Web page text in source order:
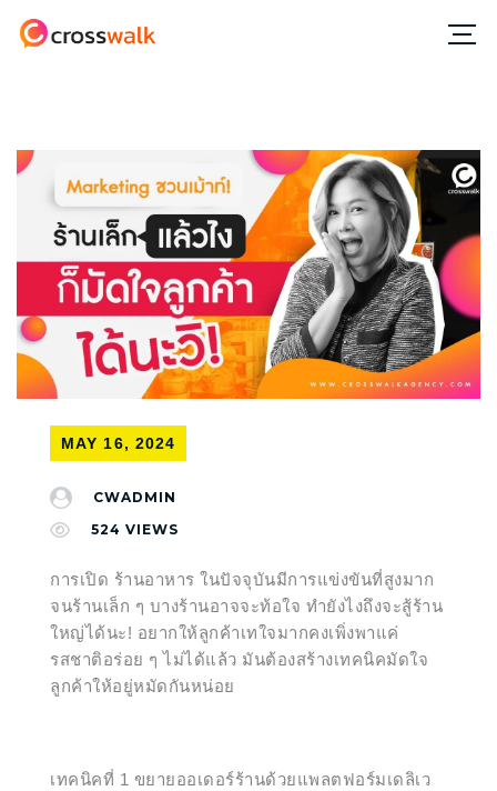
MAY 16, 2024
CWADMIN
524 VIEWS
การเปิด ร้านอาหาร ในปัจจุบันมีการแข่งขันที่สูงมาก
จนร้านเล็ก ๆ บางร้านอาจจะท้อใจ ทำยังไงถึงจะสู้ร้าน
ใหญ่ได้นะ! อยากให้ลูกค้าเทใจมากคงเพิ่งพาแค่
รสชาติอร่อย ๆ ไม่ได้แล้ว มันต้องสร้างเทคนิคมัดใจ
ลูกค้าให้อยู่หมัดกันหน่อย
เทคนิคที่ 1 ขยายออเดอร์ร้านด้วยแพลตฟอร์มเดลิเว